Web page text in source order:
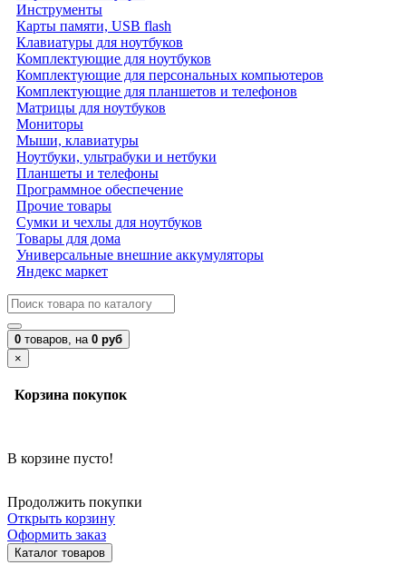
Инструменты
Карты памяти, USB flash
Клавиатуры для ноутбуков
Комплектующие для ноутбуков
Комплектующие для персональных компьютеров
Комплектующие для планшетов и телефонов
Матрицы для ноутбуков
Мониторы
Мыши, клавиатуры
Ноутбуки, ультрабуки и нетбуки
Планшеты и телефоны
Программное обеспечение
Прочие товары
Сумки и чехлы для ноутбуков
Товары для дома
Универсальные внешние аккумуляторы
Яндекс маркет
0 товаров, на 0 руб
×
Корзина покупок
В корзине пусто!
Продолжить покупки
Открыть корзину
Оформить заказ
Каталог товаров